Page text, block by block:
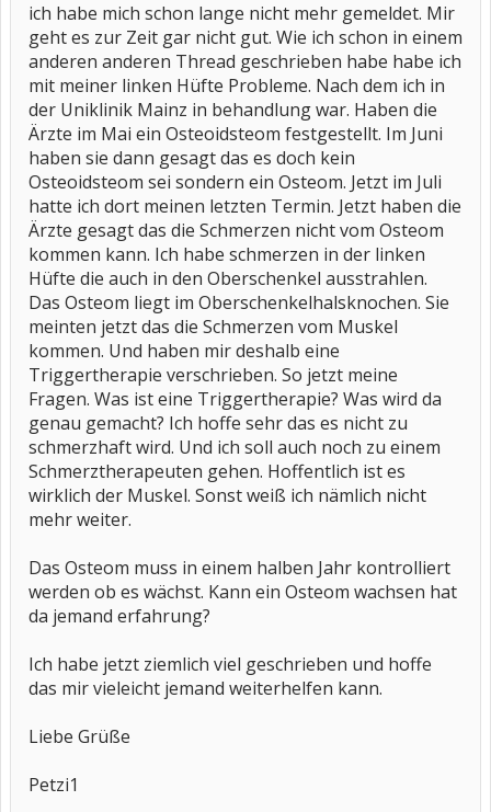
ich habe mich schon lange nicht mehr gemeldet. Mir
geht es zur Zeit gar nicht gut. Wie ich schon in einem
anderen anderen Thread geschrieben habe habe ich
mit meiner linken Hüfte Probleme. Nach dem ich in
der Uniklinik Mainz in behandlung war. Haben die
Ärzte im Mai ein Osteoidsteom festgestellt. Im Juni
haben sie dann gesagt das es doch kein
Osteoidsteom sei sondern ein Osteom. Jetzt im Juli
hatte ich dort meinen letzten Termin. Jetzt haben die
Ärzte gesagt das die Schmerzen nicht vom Osteom
kommen kann. Ich habe schmerzen in der linken
Hüfte die auch in den Oberschenkel ausstrahlen.
Das Osteom liegt im Oberschenkelhalsknochen. Sie
meinten jetzt das die Schmerzen vom Muskel
kommen. Und haben mir deshalb eine
Triggertherapie verschrieben. So jetzt meine
Fragen. Was ist eine Triggertherapie? Was wird da
genau gemacht? Ich hoffe sehr das es nicht zu
schmerzhaft wird. Und ich soll auch noch zu einem
Schmerztherapeuten gehen. Hoffentlich ist es
wirklich der Muskel. Sonst weiß ich nämlich nicht
mehr weiter.
Das Osteom muss in einem halben Jahr kontrolliert
werden ob es wächst. Kann ein Osteom wachsen hat
da jemand erfahrung?
Ich habe jetzt ziemlich viel geschrieben und hoffe
das mir vieleicht jemand weiterhelfen kann.
Liebe Grüße
Petzi1